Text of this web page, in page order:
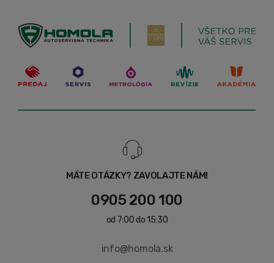
MÁTE OTÁZKY? ZAVOLAJTE NÁM!
0905 200 100
od 7:00 do 15:30
info@homola.sk